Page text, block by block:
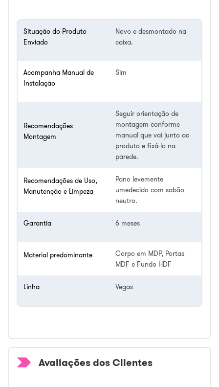
Situação do Produto
Enviado
Novo e desmontado na
caixa.
Acompanha Manual de
Instalação
Sim
Recomendações
Montagem
Seguir orientação de
montagem conforme
manual que vai junto ao
produto e fixá-lo na
parede.
Recomendações de Uso,
Manutenção e Limpeza
Pano levemente
umedecido com sabão
neutro.
Garantia 6 meses
Material predominante
Corpo em MDP, Portas
MDF e Fundo HDF
Linha Vegas
Avaliações dos Clientes